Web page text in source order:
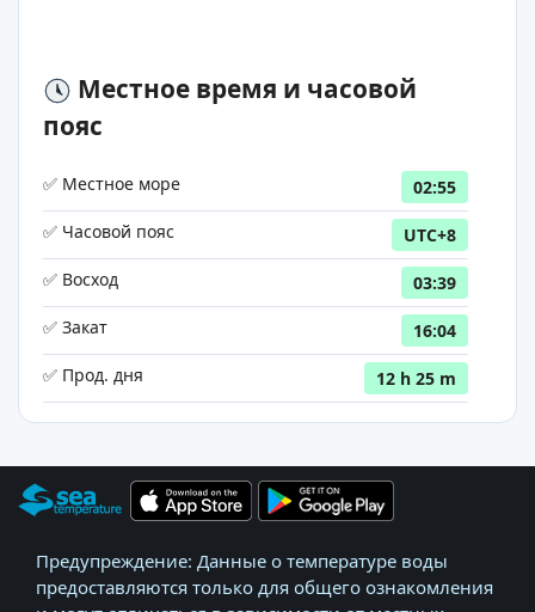
Местное время и часовой
пояс
✅ Местное море
02:55
✅ Часовой пояс
UTC+8
✅ Восход
03:39
✅ Закат
16:04
✅ Прод. дня
12 h 25 m
Предупреждение: Данные о температуре воды
предоставляются только для общего ознакомления